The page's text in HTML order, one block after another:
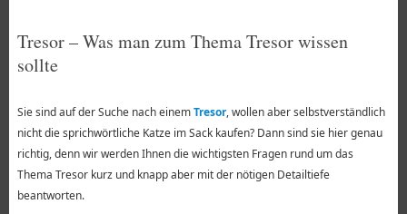
Tresor – Was man zum Thema Tresor wissen
sollte
Sie sind auf der Suche nach einemTresor, wollen aber selbstverständlich
nicht die sprichwörtliche Katze im Sack kaufen? Dann sind sie hier genau
richtig, denn wir werden Ihnen die wichtigsten Fragen rund um das
Thema Tresor kurz und knapp aber mit der nötigen Detailtiefe
beantworten.